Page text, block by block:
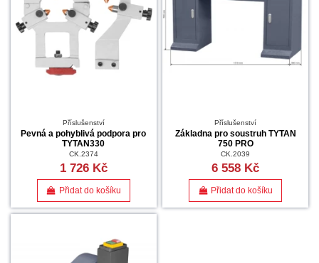
Příslušenství
Pevná a pohyblivá podpora pro
TYTAN330
CK.2374
1 726 Kč
Přidat do košíku
Příslušenství
Základna pro soustruh TYTAN
750 PRO
CK.2039
6 558 Kč
Přidat do košíku